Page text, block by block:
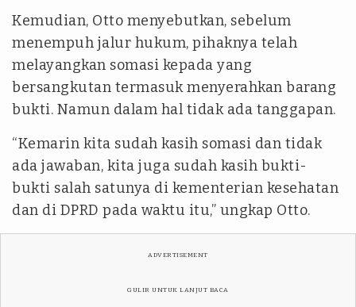
Kemudian, Otto menyebutkan, sebelum
menempuh jalur hukum, pihaknya telah
melayangkan somasi kepada yang
bersangkutan termasuk menyerahkan barang
bukti. Namun dalam hal tidak ada tanggapan.
“Kemarin kita sudah kasih somasi dan tidak
ada jawaban, kita juga sudah kasih bukti-
bukti salah satunya di kementerian kesehatan
dan di DPRD pada waktu itu,” ungkap Otto.
ADVERTISEMENT
GULIR UNTUK LANJUT BACA